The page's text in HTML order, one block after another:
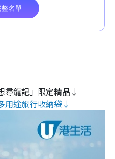
尋龍記」限定精品↓
用途旅行收納袋↓